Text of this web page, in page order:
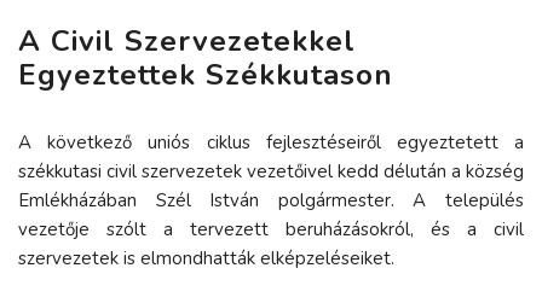
A Civil Szervezetekkel
Egyeztettek Székkutason
A következő uniós ciklus fejlesztéseiről egyeztetett a
székkutasi civil szervezetek vezetőivel kedd délután a község
Emlékházában Szél István polgármester. A település
vezetője szólt a tervezett beruházásokról, és a civil
szervezetek is elmondhatták elképzeléseiket.